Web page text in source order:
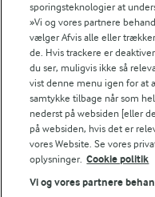
15 MIN
sporingsteknologier at
»Vi og vores partnere
vælger Afvis alle eller
de. Hvis trackere er
du ser, muligvis ikke så
vist denne menu igen for
samtykke tilbage når som
nederst på websiden [eller
på websiden, hvis det er
vores Website. Se vores
oplysninger. Cookie politik
Vi og vores partnere